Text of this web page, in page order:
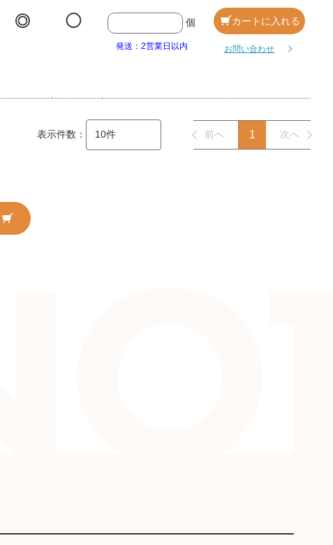
◎ ◯ 個
発送：2営業日以内
カートに入れる
お問い合わせ
表示件数： 前へ 1 次へ